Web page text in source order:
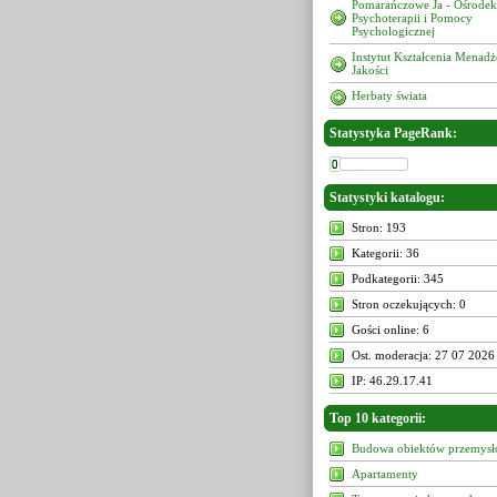
Pomarańczowe Ja - Ośrodek
Psychoterapii i Pomocy
Psychologicznej
Instytut Kształcenia
Jakości
Herbaty świata
Statystyka PageRank:
Statystyki katalogu:
Stron: 193
Kategorii: 36
Podkategorii: 345
Stron oczekujących: 0
Gości online: 6
Ost. moderacja: 27 07 2026
IP: 46.29.17.41
Top 10 kategorii:
Budowa obiektów
Apartamenty